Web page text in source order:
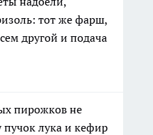
тот же фарш,
другой и подача
пирожков не
лука и кефир